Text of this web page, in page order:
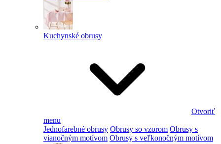
Kuchynské obrusy
Otvoriť
menu
Jednofarebné obrusy Obrusy so vzorom Obrusy s
vianočným motívom Obrusy s veľkonočným motívom